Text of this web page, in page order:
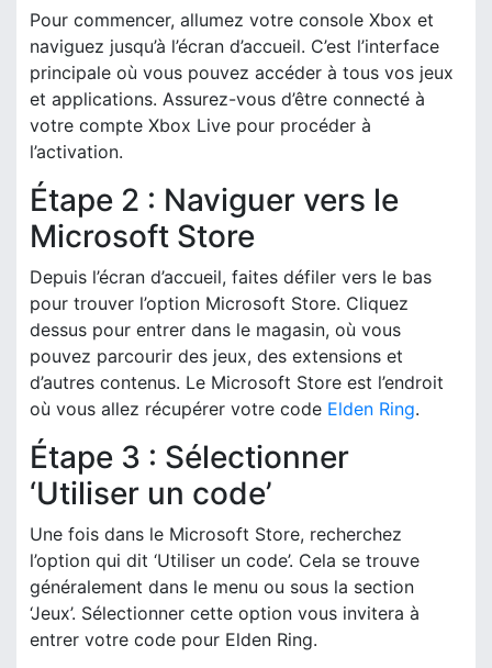
Pour commencer, allumez votre console Xbox et
naviguez jusqu’à l’écran d’accueil. C’est l’interface
principale où vous pouvez accéder à tous vos jeux
et applications. Assurez-vous d’être connecté à
votre compte Xbox Live pour procéder à
l’activation.
Étape 2 : Naviguer vers le
Microsoft Store
Depuis l’écran d’accueil, faites défiler vers le bas
pour trouver l’option Microsoft Store. Cliquez
dessus pour entrer dans le magasin, où vous
pouvez parcourir des jeux, des extensions et
d’autres contenus. Le Microsoft Store est l’endroit
où vous allez récupérer votre code Elden Ring.
Étape 3 : Sélectionner
‘Utiliser un code’
Une fois dans le Microsoft Store, recherchez
l’option qui dit ‘Utiliser un code’. Cela se trouve
généralement dans le menu ou sous la section
‘Jeux’. Sélectionner cette option vous invitera à
entrer votre code pour Elden Ring.